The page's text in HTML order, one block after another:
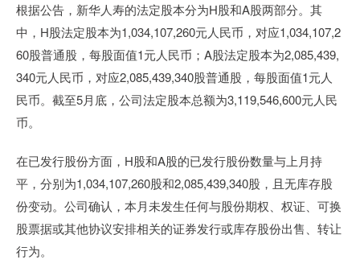
根据公告，新华人寿的法定股本分为H股和A股两部分。其
中，H股法定股本为1,034,107,260元人民币，对应1,034,107,2
60股普通股，每股面值1元人民币；A股法定股本为2,085,439,
340元人民币，对应2,085,439,340股普通股，每股面值1元人
民币。截至5月底，公司法定股本总额为3,119,546,600元人民
币。
在已发行股份方面，H股和A股的已发行股份数量与上月持
平，分别为1,034,107,260股和2,085,439,340股，且无库存股
份变动。公司确认，本月未发生任何与股份期权、权证、可换
股票据或其他协议安排相关的证券发行或库存股份出售、转让
行为。